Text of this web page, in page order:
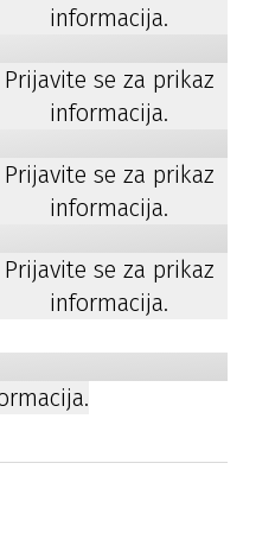
informacija.
Prijavite se za prikaz
informacija.
Prijavite se za prikaz
informacija.
Prijavite se za prikaz
informacija.